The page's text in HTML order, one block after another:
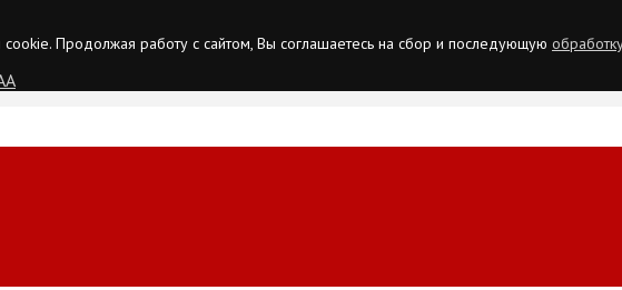
cookie. Продолжая работу с сайтом, Вы соглашаетесь на сбор и последующую